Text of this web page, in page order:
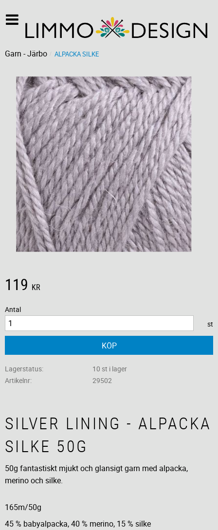
Garn - Järbo ALPACKA SILKE
119 KR
Antal
st
KÖP
Lagerstatus
10 st i lager
Artikelnr
29502
SILVER LINING - ALPACKA
SILKE 50G
50g fantastiskt mjukt och glansigt garn med alpacka,
merino och silke.
165m/50g
45 % babyalpacka, 40 % merino, 15 % silke